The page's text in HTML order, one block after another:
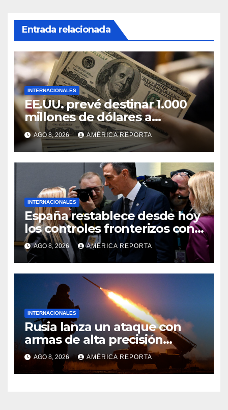
Entrada relacionada
INTERNACIONALES
EE.UU. prevé destinar 1.000
millones de dólares a
Colombia para un paquete de
seguridad
AGO 8, 2026 AMÉRICA REPORTA
INTERNACIONALES
España restablece desde hoy
los controles fronterizos con
Italia tras el rechazo de Roma
a retirar las restricciones
AGO 8, 2026 AMÉRICA REPORTA
INTERNACIONALES
Rusia lanza un ataque con
armas de alta precisión
contra la industria militar en
Kiev
AGO 8, 2026 AMÉRICA REPORTA